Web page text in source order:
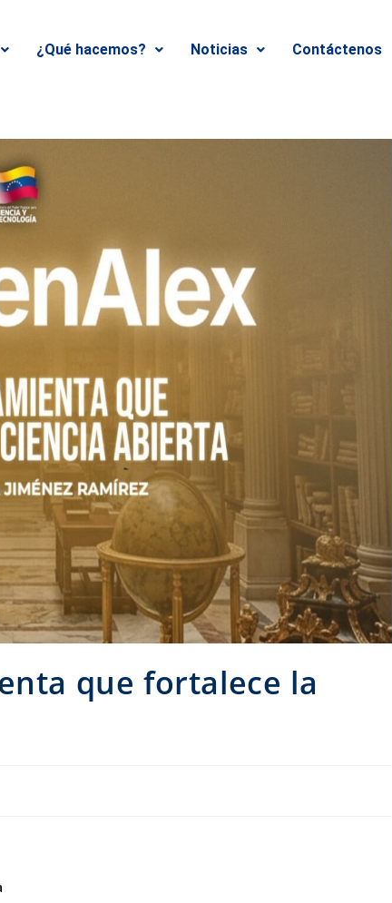
¿Qué hacemos? Noticias Contáctenos
que fortalece la